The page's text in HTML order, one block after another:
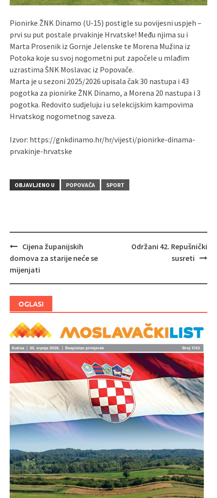
Pionirke ŽNK Dinamo (U-15) postigle su povijesni uspjeh –
prvi su put postale prvakinje Hrvatske! Među njima su i
Marta Prosenik iz Gornje Jelenske te Morena Mužina iz
Potoka koje su svoj nogometni put započele u mlađim
uzrastima ŠNK Moslavac iz Popovače.
Marta je u sezoni 2025/2026 upisala čak 30 nastupa i 43
pogotka za pionirke ŽNK Dinamo, a Morena 20 nastupa i 3
pogotka. Redovito sudjeluju i u selekcijskim kampovima
Hrvatskog nogometnog saveza.
Izvor: https://gnkdinamo.hr/hr/vijesti/pionirke-dinama-
prvakinje-hrvatske
OBJAVLJENO U POPOVAČA SPORT
Navigacija
objava
Cijena županijskih
domova za starije neće se
mijenjati
Održani 42. Repušnički
susreti
OGLASI